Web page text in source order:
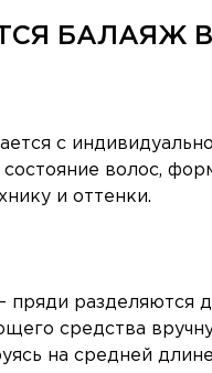
БАЛАЯЖ В
с
волос,
и оттенки.
пряди разделяются
средства
на средней